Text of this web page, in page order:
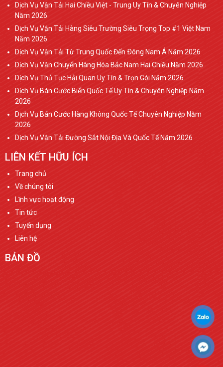
Dịch Vụ Vận Tải Hai Chiều Việt - Trung Uy Tín & Chuyên Nghiệp
Năm 2026
Dịch Vụ Vận Tải Hàng Siêu Trường Siêu Trọng Top #1 Việt Nam
Năm 2026
Dịch Vụ Vận Tải Từ Trung Quốc Đến Ðông Nam Á Năm 2026
Dịch Vụ Vận Chuyển Hàng Hóa Bắc Nam Hai Chiều Năm 2026
Dịch Vụ Thủ Tục Hải Quan Uy Tín & Trọn Gói Năm 2026
Dịch Vụ Bán Cước Biển Quốc Tế Uy Tín & Chuyên Nghiệp Năm
2026
Dịch Vụ Bán Cước Hàng Không Quốc Tế Chuyên Nghiệp Năm
2026
Dịch Vụ Vận Tải Đường Sắt Nội Địa Và Quốc Tế Năm 2026
LIÊN KẾT HỮU ÍCH
Trang chủ
Về chúng tôi
Lĩnh vực hoạt động
Tin tức
Tuyển dụng
Liên hệ
BẢN ĐỒ